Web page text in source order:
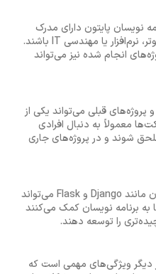
نویسان پایتون دارای مدرک
تحصیلی در رشته‌های مرتبط با کامپیوتر، نرم‌افزار یا مهندسی IT باشند.
انجام شده نیز می‌تواند
پروژه‌های قبلی می‌تواند یکی از
معمولاً به دنبال افرادی
شوند و در پروژه‌های جاری
آشنایی با فریم‌ورک‌های معروف پایتون مانند Django و Flask می‌تواند
برنامه نویسان کمک می‌کنند
را توسعه دهند.
دیگر ویژگی‌های مهمی است که